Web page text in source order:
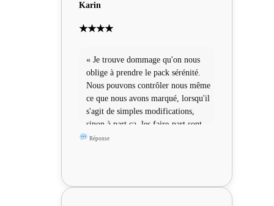
Karin
★★★★
« Je trouve dommage qu'on nous
oblige à prendre le pack sérénité.
Nous pouvons contrôler nous même
ce que nous avons marqué, lorsqu'il
s'agit de simples modifications,
sinon à part ça, les faire-part sont
sympas »
Réponse